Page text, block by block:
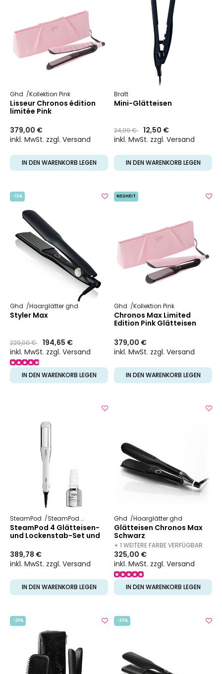
Ghd Kollektion Pink
Lisseur Chronos édition
limitée Pink
379,00 €
inkl. MwSt. zzgl. Versand
IN DEN WARENKORB LEGEN
Bratt
Mini-Glätteisen
Preis
24,99 €to12,50 €
inkl. MwSt. zzgl. Versand
IN DEN WARENKORB LEGEN
-15%
Ghd Haarglätter ghd
Styler Max
Preis
229,00 €to194,65 €
inkl. MwSt. zzgl. Versand
IN DEN WARENKORB LEGEN
NEUHEIT
Ghd Kollektion Pink
Chronos Max Limited
Edition Pink Glätteisen
379,00 €
inkl. MwSt. zzgl. Versand
IN DEN WARENKORB LEGEN
SteamPod SteamPod 4
SteamPod 4 Glätteisen-
und Lockenstab-Set und
Glättungspflege
389,78 €
inkl. MwSt. zzgl. Versand
IN DEN WARENKORB LEGEN
Ghd Haarglätter ghd
Glätteisen Chronos Max
Schwarz
+ 1 WEITERE FARBE VERFÜGBAR
325,00 €
inkl. MwSt. zzgl. Versand
IN DEN WARENKORB LEGEN
-20% -30%